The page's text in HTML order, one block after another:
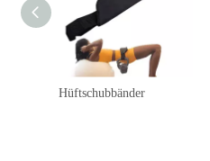
Hüftschubbänder